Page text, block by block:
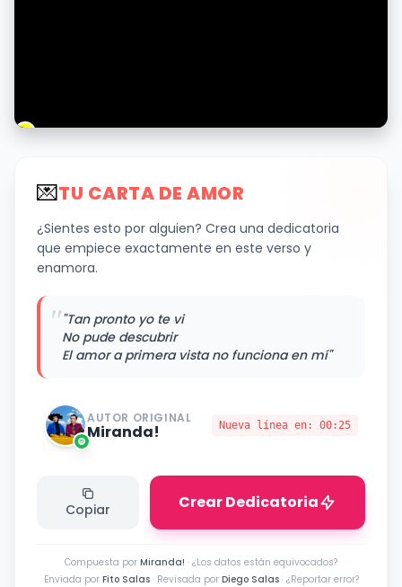
💌TU CARTA DE AMOR
¿Sientes esto por alguien? Crea una dedicatoria
que empiece exactamente en este verso y
enamora.
""Tan pronto yo te vi
No pude descubrir
El amor a primera vista no funciona en mí"
AUTOR ORIGINAL
Miranda! Nueva línea en: 00:25
Copiar Crear Dedicatoria
Compuesta por Miranda! · ¿Los datos están equivocados?
Enviada por Fito Salas · Revisada por Diego Salas· ¿Reportar error?